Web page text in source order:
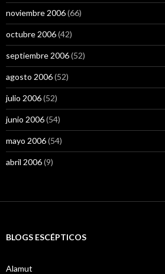
noviembre 2006(66)
octubre 2006(42)
septiembre 2006(52)
agosto 2006(52)
julio 2006(52)
junio 2006(54)
mayo 2006(54)
abril 2006(9)
BLOGS ESCÉPTICOS
Alamut